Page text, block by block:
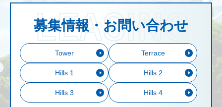
募集情報・お問い合わせ
Tower Terrace
Hills 1 Hills 2
Hills 3 Hills 4